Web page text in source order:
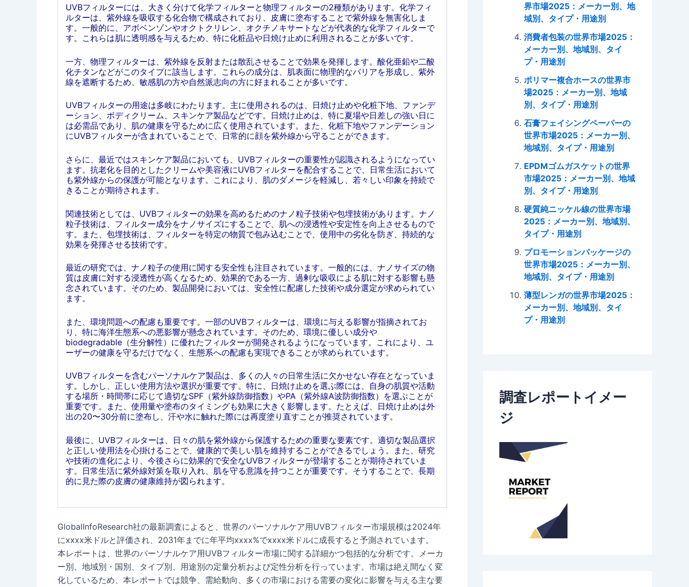
UVBフィルターには、大きく分けて化学フィルターと物理フィルターの2種類があります。化学フィ
ルターは、紫外線を吸収する化合物で構成されており、皮膚に塗布することで紫外線を無害化しま
す。一般的に、アボベンゾンやオクトクリレン、オクチノキサートなどが代表的な化学フィルターで
す。これらは肌に透明感を与えるため、特に化粧品や日焼け止めに利用されることが多いです。
一方、物理フィルターは、紫外線を反射または散乱させることで効果を発揮します。酸化亜鉛や二酸
化チタンなどがこのタイプに該当します。これらの成分は、肌表面に物理的なバリアを形成し、紫外
線を遮断するため、敏感肌の方や自然派志向の方に好まれることが多いです。
UVBフィルターの用途は多岐にわたります。主に使用されるのは、日焼け止めや化粧下地、ファンデ
ーション、ボディクリーム、スキンケア製品などです。日焼け止めは、特に夏場や日差しの強い日に
は必需品であり、肌の健康を守るために広く使用されています。また、化粧下地やファンデーション
にUVBフィルターが含まれていることで、日常的に顔を紫外線から守ることができます。
さらに、最近ではスキンケア製品においても、UVBフィルターの重要性が認識されるようになってい
ます。抗老化を目的としたクリームや美容液にUVBフィルターを配合することで、日常生活において
も紫外線からの保護が可能となります。これにより、肌のダメージを軽減し、若々しい印象を持続で
きることが期待されます。
関連技術としては、UVBフィルターの効果を高めるためのナノ粒子技術や包埋技術があります。ナノ
粒子技術は、フィルター成分をナノサイズにすることで、肌への浸透性や安定性を向上させるもので
す。また、包埋技術は、フィルターを特定の物質で包み込むことで、使用中の劣化を防ぎ、持続的な
効果を発揮させる技術です。
最近の研究では、ナノ粒子の使用に関する安全性も注目されています。一般的には、ナノサイズの物
質は皮膚に対する浸透性が高くなるため、効果的である一方、過剰な吸収による肌に対する影響も懸
念されています。そのため、製品開発においては、安全性に配慮した技術や成分選定が求められてい
ます。
また、環境問題への配慮も重要です。一部のUVBフィルターは、環境に与える影響が指摘されてお
り、特に海洋生態系への悪影響が懸念されています。そのため、環境に優しい成分や
biodegradable（生分解性）に優れたフィルターが開発されるようになっています。これにより、ユ
ーザーの健康を守るだけでなく、生態系への配慮も実現できることが求められています。
UVBフィルターを含むパーソナルケア製品は、多くの人々の日常生活に欠かせない存在となっていま
す。しかし、正しい使用方法や選択が重要です。特に、日焼け止めを選ぶ際には、自身の肌質や活動
する場所・時間帯に応じて適切なSPF（紫外線防御指数）やPA（紫外線A波防御指数）を選ぶことが
重要です。また、使用量や塗布のタイミングも効果に大きく影響します。たとえば、日焼け止めは外
出の20〜30分前に塗布し、汗や水に触れた際には再度塗り直すことが推奨されています。
最後に、UVBフィルターは、日々の肌を紫外線から保護するための重要な要素です。適切な製品選択
と正しい使用法を心掛けることで、健康的で美しい肌を維持することができるでしょう。また、研究
や技術の進化により、今後さらに効果的で安全なUVBフィルターが登場することが期待されていま
す。日常生活に紫外線対策を取り入れ、肌を守る意識を持つことが重要です。そうすることで、長期
的に見た際の皮膚の健康維持が図られます。
GlobalInfoResearch社の最新調査によると、世界のパーソナルケア用UVBフィルター市場規模は2024年
にxxxx米ドルと評価され、2031年までに年平均xxxx%でxxxx米ドルに成長すると予測されています。
本レポートは、世界のパーソナルケア用UVBフィルター市場に関する詳細かつ包括的な分析です。メーカ
ー別、地域別・国別、タイプ別、用途別の定量分析および定性分析を行っています。市場は絶え間なく変
化しているため、本レポートでは競争、需給動向、多くの市場における需要の変化に影響を与える主な要
界市場2025：メーカー別、地
域別、タイプ・用途別
消費者包装の世界市場2025：
メーカー別、地域別、タイ
プ・用途別
ポリマー複合ホースの世界市
場2025：メーカー別、地域
別、タイプ・用途別
石膏フェイシングペーパーの
世界市場2025：メーカー別、
地域別、タイプ・用途別
EPDMゴムガスケットの世界
市場2025：メーカー別、地域
別、タイプ・用途別
硬質純ニッケル線の世界市場
2025：メーカー別、地域別、
タイプ・用途別
プロモーションパッケージの
世界市場2025：メーカー別、
地域別、タイプ・用途別
薄型レンガの世界市場2025：
メーカー別、地域別、タイ
プ・用途別
調査レポートイメー
ジ